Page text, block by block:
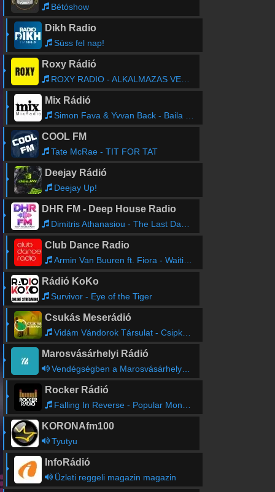
Bétóshow
Dikh Radio
Süss fel nap!
Roxy Rádió
ROXY RADIO - ALKALMAZAS VELEMENYEK
Mix Rádió
Simon Fava & Yvvan Back - Baila Mi Gente (Extended Mix)
COOL FM
Tate McRae - TIT FOR TAT
Deejay Rádió
Deejay Up!
DHR FM - Deep House Radio
Dimitris Athanasiou - The Last Dance (Original Mix)
Club Dance Radio
Armin Van Buuren ft. Fiora - Waiting For The Night (Radio Edit)
Rádió KoKo
Survivor - Eye of the Tiger
Csukás Meserádió
Vidám Vándorok Társulat - Csipkefa bimbója
Marosvásárhelyi Rádió
Vendégségben a Marosvásárhelyi Rádió
Rocker Rádió
Falling In Reverse - Popular Monster
KORONAfm100
Tyutyu
InfoRádió
Üzleti reggeli magazin magazin